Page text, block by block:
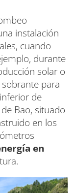
instalación
cuando
durante
solar o
para
de
Bao, situado
en los
en